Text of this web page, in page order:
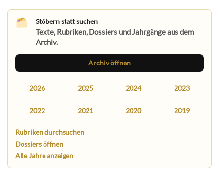
Stöbern statt suchen
Texte, Rubriken, Dossiers und Jahrgänge aus dem
Archiv.
Archiv öffnen
2026 2025 2024 2023
2022 2021 2020 2019
Rubriken durchsuchen
Dossiers öffnen
Alle Jahre anzeigen